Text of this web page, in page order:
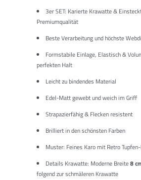
3er SET: Karierte Krawatte &
Premiumqualität
Beste Verarbeitung und höchste
Formstabile Einlage, Elastisch &
perfekten Halt
Leicht zu bindendes Material
Edel-Matt gewebt und weich im Griff
Strapazierfähig & Flecken resistent
Brilliert in den schönsten Farben
Muster: Feines Karo mit Retro
Details Krawatte: Moderne Breite8
folgend zur schmäleren Krawatte